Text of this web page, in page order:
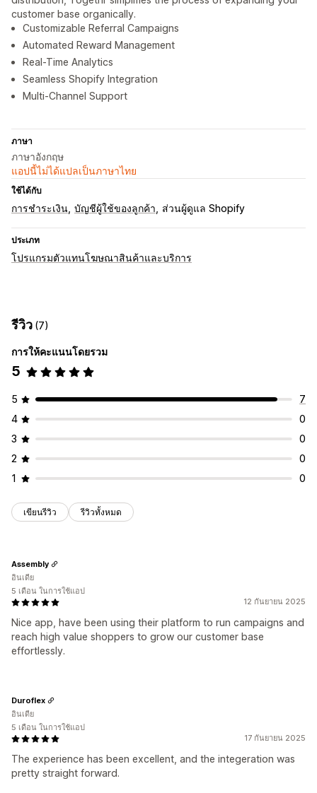
customer base organically.
Customizable Referral Campaigns
Automated Reward Management
Real-Time Analytics
Seamless Shopify Integration
Multi-Channel Support
ภาษา
ภาษาอังกฤษ
แอปนี้ไม่ได้แปลเป็นภาษาไทย
ใช้ได้กับ
การชำระเงิน บัญชีผู้ใช้ของลูกค้า ส่วนผู้ดูแล Shopify
ประเภท
โปรแกรมตัวแทนโฆษณาสินค้าและบริการ
รีวิว (7)
การให้คะแนนโดยรวม
5
5
7
4
0
3
0
2
0
1
0
เขียนรีวิว รีวิวทั้งหมด
12 กันยายน 2025
Nice app, have been using their platform to run campaigns and
reach high value shoppers to grow our customer base
effortlessly.
Assembly
อินเดีย
5 เดือน ในการใช้แอป
17 กันยายน 2025
The experience has been excellent, and the integeration was
pretty straight forward.
Duroflex
อินเดีย
5 เดือน ในการใช้แอป